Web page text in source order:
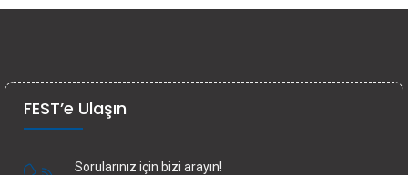
FEST’e Ulaşın
Sorularınız için bizi arayın!